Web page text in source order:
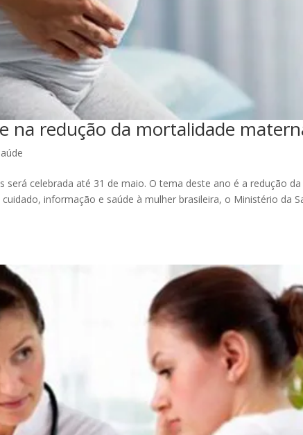
na redução da mortalidade
será celebrada até 31 de maio. O tema deste ano é a redução da
informação e saúde à mulher brasileira, o Ministério da